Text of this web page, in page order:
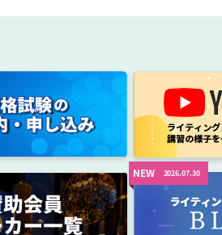
NEW 2026.07.30